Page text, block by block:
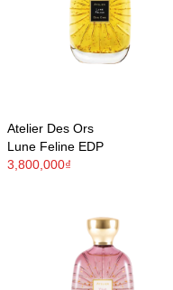
Atelier Des Ors
Lune Feline EDP
3,800,000₫